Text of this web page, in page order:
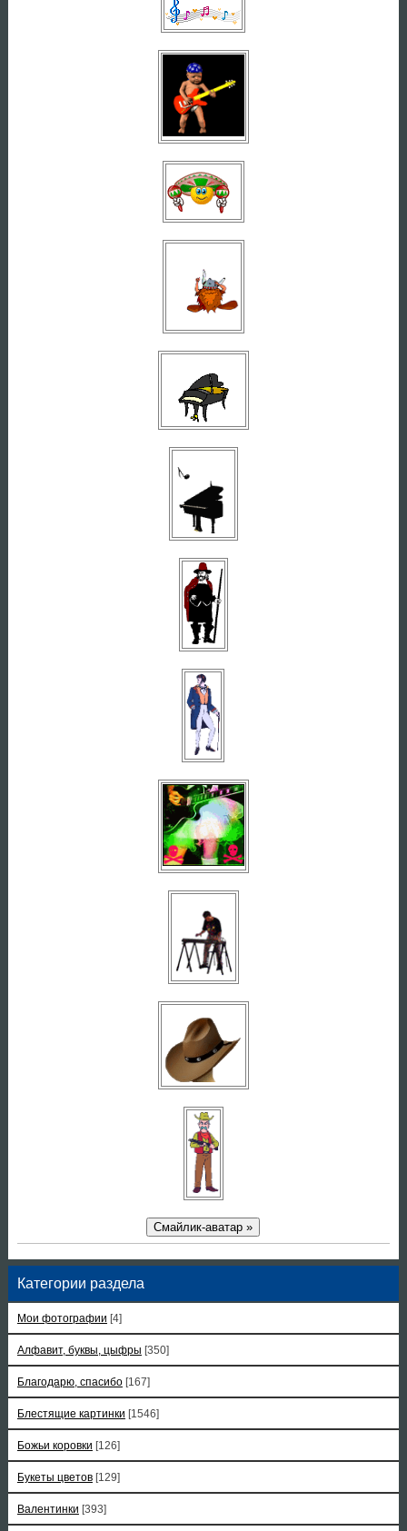
Смайлик-аватар »
Категории раздела
Мои фотографии [4]
Алфавит, буквы, цыфры [350]
Благодарю, спасибо [167]
Блестящие картинки [1546]
Божьи коровки [126]
Букеты цветов [129]
Валентинки [393]